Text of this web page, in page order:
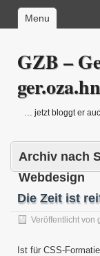
Menu
GZB –
ger.oza.hn
… jetzt bloggt er
Archiv nach
Webdesign
Die Zeit ist
Veröffentlicht von
Ist für CSS-